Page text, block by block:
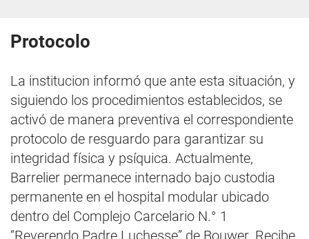
Protocolo
La institucion informó que ante esta situación, y
siguiendo los procedimientos establecidos, se
activó de manera preventiva el correspondiente
protocolo de resguardo para garantizar su
integridad física y psíquica. Actualmente,
Barrelier permanece internado bajo custodia
permanente en el hospital modular ubicado
dentro del Complejo Carcelario N.° 1
“Reverendo Padre Luchesse” de Bouwer. Recibe